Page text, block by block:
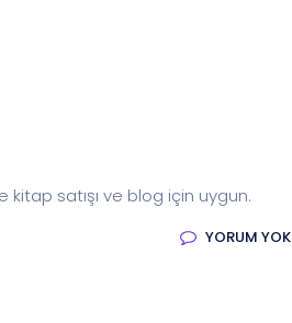
kitap satışı ve blog için uygun.
YORUM YOK